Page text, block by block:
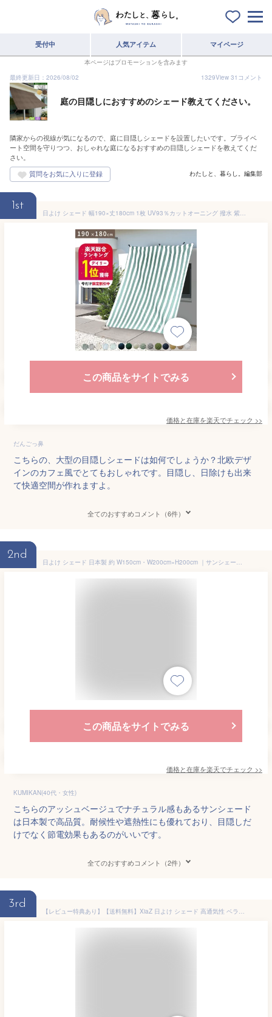
受付中 人気アイテム マイページ
本ページはプロモーションを含みます
最終更新日：2026/08/02
1329View 31 コメント
庭の目隠しにおすすめのシェード教えてください。
隣家からの視線が気になるので、庭に目隠しシェードを設置したいです。プライベ
ート空間を守りつつ、おしゃれな庭になるおすすめの目隠しシェードを教えてくだ
さい。
わたしと、暮らし。編集部
1st
日よけ シェード 幅190×丈180cm 1枚 UV93％カットオーニング 撥水 紫外線 遮光 取付ヒモ付 日除け 雨よけ バルコニー サンシェード テント 洋風たてす 送料無料 あす楽 ベランダ 北欧 韓国インテリア モダン [R-SS]
この商品をサイトでみる
価格と在庫を楽天でチェック >>
だんごっ鼻
こちらの、大型の目隠しシェードは如何でしょうか？北欧デザ
インのカフェ風でとてもおしゃれです。目隠し、日除けも出来
て快適空間が作れますよ。
全てのおすすめコメント（6件）
2nd
日よけ シェード 日本製 約 W150cm・W200cm×H200cm ｜サンシェード マンション ベランダ ｜ 屋外 おしゃれ｜目隠し オーニング タープ | 窓 庭 グランピングに | 日除けシェード 取付金具付｜ イチオリシェード アッシュベージュ【送料無料】
この商品をサイトでみる
価格と在庫を楽天でチェック >>
KUMIKAN(40代・女性)
こちらのアッシュベージュでナチュラル感もあるサンシェード
は日本製で高品質。耐候性や遮熱性にも優れており、目隠しだ
けでなく節電効果もあるのがいいです。
全てのおすすめコメント（2件）
3rd
【レビュー特典あり】【送料無料】XiaZ 日よけ シェード 高通気性 ベランダ サンシェード 目隠し オーニング 日除けシェード バルコニー 窓 大型 日よけ スクリーン 日除けシート 紫外線 UVカット 暑さ対策 西日対策 屋外 庭 モカ色